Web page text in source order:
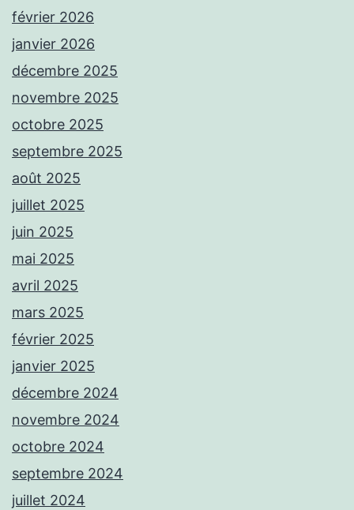
février 2026
janvier 2026
décembre 2025
novembre 2025
octobre 2025
septembre 2025
août 2025
juillet 2025
juin 2025
mai 2025
avril 2025
mars 2025
février 2025
janvier 2025
décembre 2024
novembre 2024
octobre 2024
septembre 2024
juillet 2024